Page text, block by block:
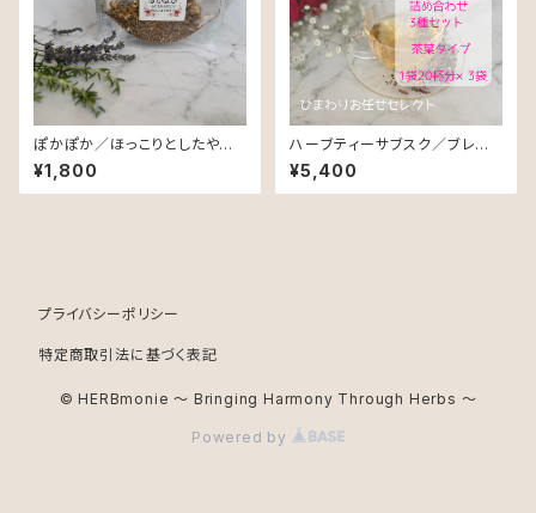
ぽかぽか／ほっこりとしたやさし
さに包まれたいあなたに♡
¥1,800
ハーブティーサブスク／ブレンド
はひまわりお任せセレクト
¥5,400
プライバシーポリシー
特定商取引法に基づく表記
© HERBmonie ～ Bringing Harmony Through Herbs ～
Powered by